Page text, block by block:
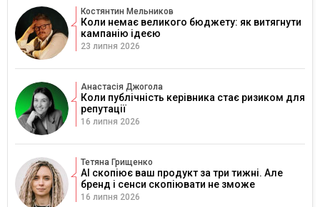
Костянтин Мельников
Коли немає великого бюджету: як витягнути
кампанію ідеєю
23 липня 2026
Анастасія Джогола
Коли публічність керівника стає ризиком для
репутації
16 липня 2026
Тетяна Грищенко
AI скопіює ваш продукт за три тижні. Але
бренд і сенси скопіювати не зможе
16 липня 2026